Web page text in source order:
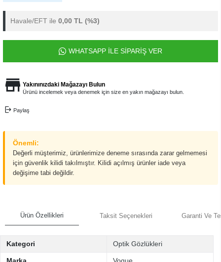
Havale/EFT ile 0,00 TL (%3)
WHATSAPP İLE SİPARİŞ VER
Yakınınızdaki Mağazayı Bulun
Ürünü incelemek veya denemek için size en yakın mağazayı bulun.
Paylaş
Önemli:
Değerli müşterimiz, ürünlerimize deneme sırasında zarar gelmemesi
için güvenlik kilidi takılmıştır. Kilidi açılmış ürünler iade veya
değişime tabi değildir.
Ürün Özellikleri Taksit Seçenekleri Garanti Ve
Kategori Optik Gözlükleri